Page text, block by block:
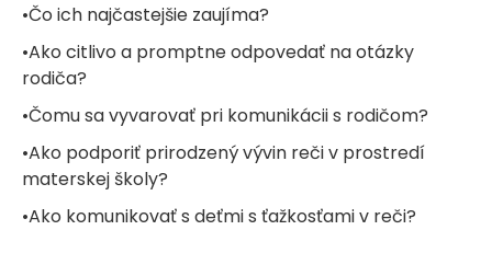
•Čo ich najčastejšie zaujíma?
•Ako citlivo a promptne odpovedať na otázky
rodiča?
•Čomu sa vyvarovať pri komunikácii s rodičom?
•Ako podporiť prirodzený vývin reči v prostredí
materskej školy?
•Ako komunikovať s deťmi s ťažkosťami v reči?